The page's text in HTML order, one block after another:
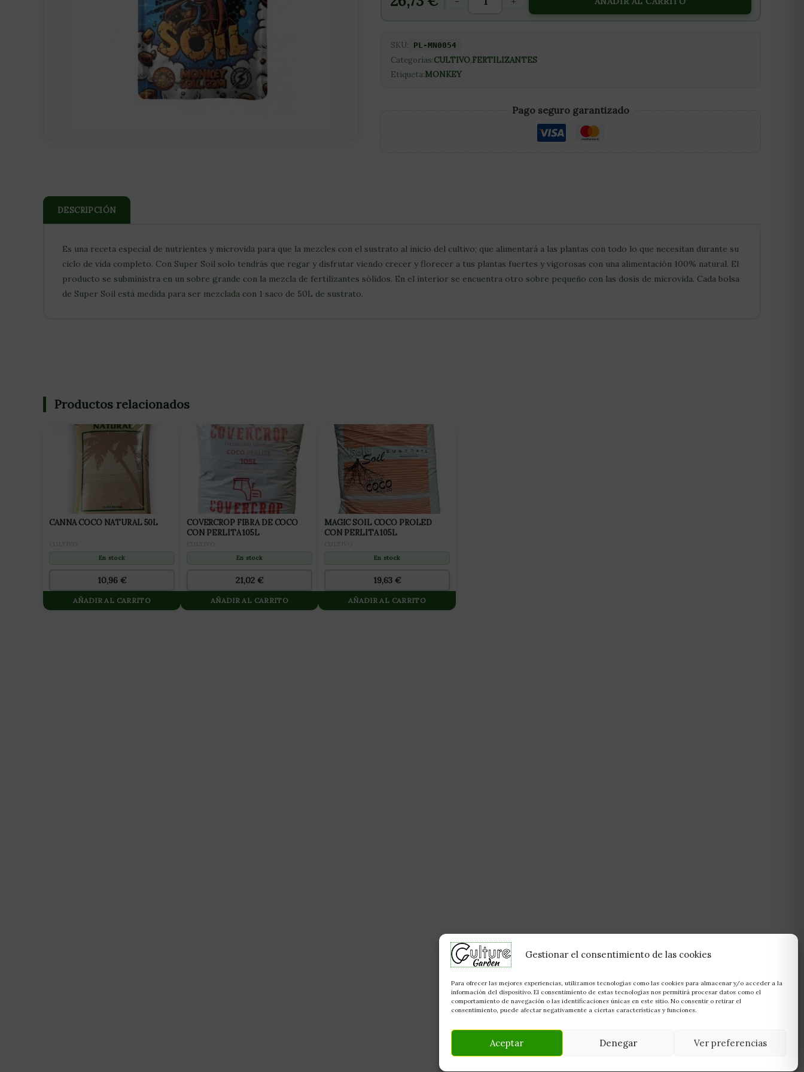
Gestionar el consentimiento de las cookies
Para ofrecer las mejores experiencias, utilizamos tecnologías como las cookies para almacenar y/o acceder a la
información del dispositivo. El consentimiento de estas tecnologías nos permitirá procesar datos como el
comportamiento de navegación o las identificaciones únicas en este sitio. No consentir o retirar el
consentimiento, puede afectar negativamente a ciertas características y funciones.
Aceptar Denegar Ver preferencias
SKU: PL-MN0054
Categorías:CULTIVO,FERTILIZANTES
Etiqueta:MONKEY
Pago seguro garantizado
DESCRIPCIÓN
Es una receta especial de nutrientes y microvida para que la mezcles con el sustrato al inicio del cultivo; que alimentará a las plantas con todo lo que necesitan durante su
ciclo de vida completo. Con Super Soil solo tendrás que regar y disfrutar viendo crecer y florecer a tus plantas fuertes y vigorosas con una alimentación 100% natural. El
producto se subministra en un sobre grande con la mezcla de fertilizantes sólidos. En el interior se encuentra otro sobre pequeño con las dosis de microvida. Cada bolsa
de Super Soil está medida para ser mezclada con 1 saco de 50L de sustrato.
Productos relacionados
CANNA COCO NATURAL 50L
En stock
10,96 €
AÑADIR AL CARRITO
COVERCROP FIBRA DE COCO
CON PERLITA 105L
En stock
21,02 €
AÑADIR AL CARRITO
MAGIC SOIL COCO PROLED
CON PERLITA 105L
En stock
19,63 €
AÑADIR AL CARRITO